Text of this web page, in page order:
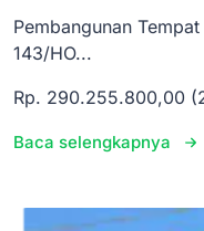
Pembangunan
143/HO...
Rp. 290.255.800,00
Baca selengkapnya